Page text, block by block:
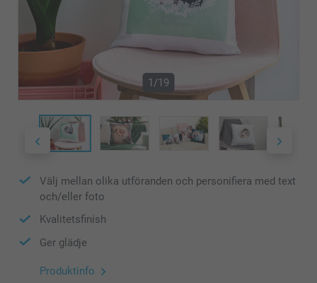
1/19
Välj mellan olika utföranden och personifiera med text
och/eller foto
Kvalitetsfinish
Ger glädje
Produktinfo